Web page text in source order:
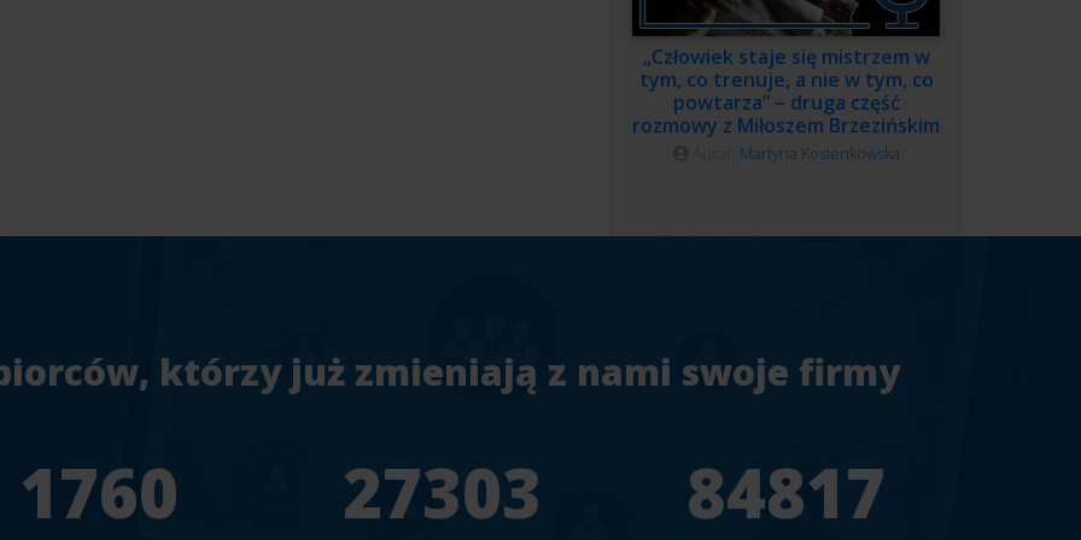
„Człowiek staje się mistrzem w
tym, co trenuje, a nie w tym, co
powtarza” – druga część
rozmowy z Miłoszem Brzezińskim
Martyna Kosienkowska
którzy już zmieniają z nami swoje firmy
1956 30337 94241